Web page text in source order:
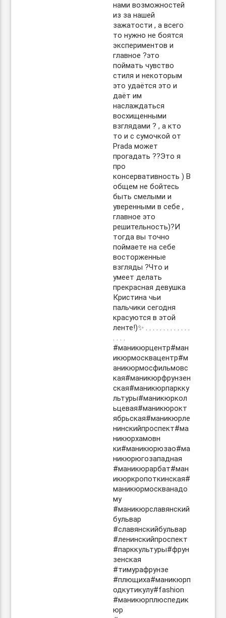
нами возможностей
из за нашей
зажатости , а всего
то нужно не боятся
экспериментов и
главное ?это
поймать чувство
стиля и некоторым
это удаётся это и
даёт им
наслаждаться
восхищенными
взглядами ? , а кто
то и с сумочкой от
Prada может
прогадать ??Это я
про
консервативность ) В
общем не бойтесь
быть смелыми и
уверенными в себе ,
главное это
решительность)?И
тогда вы точно
поймаете на себе
восторженные
взгляды ?Что и
умеет делать
прекрасная девушка
Кристина чьи
пальчики сегодня
красуются в этой
ленте!)✨ . . . . . . . . . . . . .
. . . .
#маникюрцентр#ман
икюрмосквацентр#м
аникюрмосфильмовс
кая#маникюрфрунзен
ская#маникюрпаркку
льтуры#маникюркол
ьцевая#маникюрокт
ябрьская#маникюрле
нинскийпроспект#ма
никюрхамовн
ки#маникюрюзао#ма
никюрюгозападная
#маникюрарбат#ман
икюркропоткинская#
маникюрмоскванадо
му
#маникюрславянский
бульвар
#славянскийбульвар
#ленинскийпроспект
#парккультуры#фрун
зенская
#тимурафрунзе
#плющиха#маникюрп
одкутикулу#fashion
#маникюрплюспедик
юр